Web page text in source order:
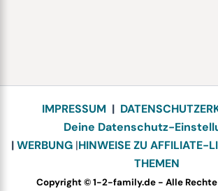
IMPRESSUM |
Deine Datenschutz-
|WERBUNG |HINWEISE ZU AFFILIATE-
THEMEN
Copyright © 1-2-family.de - Alle